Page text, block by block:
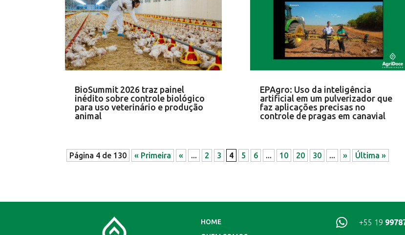
BioSummit 2026 traz painel
inédito sobre controle biológico
para uso veterinário e produção
animal
EPAgro: Uso da inteligência
artificial em um pulverizador que
faz aplicações precisas no
controle de pragas em canavial
Página 4 de 130 « Primeira « ... 2 3 4 5 6 ... 10 20 30 ... » Última »
HOME
 +55 19